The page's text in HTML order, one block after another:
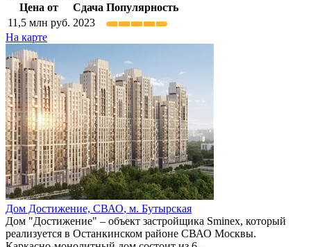
Цена от
Сдача Популярность
11,5 млн руб. 2023
На карте
Дом Достижение, СВАО, м. Бутырская
Дом "Достижение" – объект застройщика Sminex, который
реализуется в Останкинском районе СВАО Москвы.